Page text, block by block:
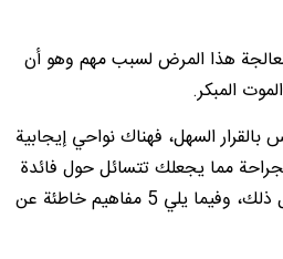
هذا المرض لسبب مهم وهو أن
المبكر.
السهل، فهناك نواحي إيجابية
مما يجعلك تتسائل حول فائدة
وضرورة وحتى عقلانية إجراء الجراحة بطبيعة الحال، لذلك ننصحك بالقراءة عن المحاسن والعيوب قبل ذلك، وفيما يلي 5 مفاهيم خاطئة عن